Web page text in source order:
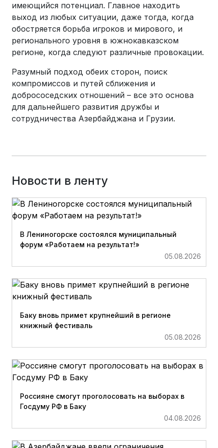
имеющийся потенциал. Главное находить
выход из любых ситуации, даже тогда, когда
обостряется борьба игроков и мирового, и
регионального уровня в южнокавказском
регионе, когда следуют различные провокации.
Разумный подход обеих сторон, поиск
компромиссов и путей сближения и
добрососедских отношений – все это основа
для дальнейшего развития дружбы и
сотрудничества Азербайджана и Грузии.
Новости в ленту
В Лениногорске состоялся муниципальный
форум «Работаем на результат!»
05.08.2026
Баку вновь примет крупнейший в регионе
книжный фестиваль
05.08.2026
Россияне смогут проголосовать на выборах в
Госдуму РФ в Баку
04.08.2026